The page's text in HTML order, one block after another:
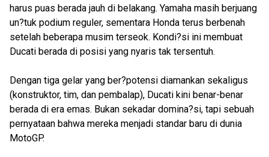
harus puas berada jauh di belakang. Yamaha masih berjuang
un?tuk podium reguler, sementara Honda terus berbenah
setelah beberapa musim terseok. Kondi?si ini membuat
Ducati berada di posisi yang nyaris tak tersentuh.
Dengan tiga gelar yang ber?potensi diamankan sekaligus
(konstruktor, tim, dan pembalap), Ducati kini benar-benar
berada di era emas. Bukan sekadar domina?si, tapi sebuah
pernyataan bahwa mereka menjadi standar baru di dunia
MotoGP.